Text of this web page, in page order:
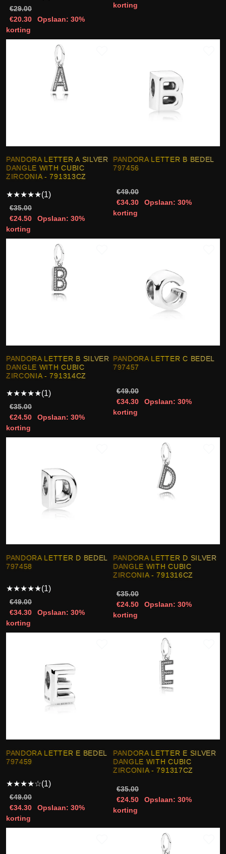
€29.00
€20.30
Opslaan: 30%
korting
korting
PANDORA LETTER A SILVER
DANGLE WITH CUBIC
ZIRCONIA - 791313CZ
★★★★★(1)
€35.00
€24.50
Opslaan: 30%
korting
PANDORA LETTER B BEDEL
797456
€49.00
€34.30
Opslaan: 30%
korting
PANDORA LETTER B SILVER
DANGLE WITH CUBIC
ZIRCONIA - 791314CZ
★★★★★(1)
€35.00
€24.50
Opslaan: 30%
korting
PANDORA LETTER C BEDEL
797457
€49.00
€34.30
Opslaan: 30%
korting
PANDORA LETTER D BEDEL
797458
★★★★★(1)
€49.00
€34.30
Opslaan: 30%
korting
PANDORA LETTER D SILVER
DANGLE WITH CUBIC
ZIRCONIA - 791316CZ
€35.00
€24.50
Opslaan: 30%
korting
PANDORA LETTER E BEDEL
797459
★★★★☆(1)
€49.00
€34.30
Opslaan: 30%
korting
PANDORA LETTER E SILVER
DANGLE WITH CUBIC
ZIRCONIA - 791317CZ
€35.00
€24.50
Opslaan: 30%
korting